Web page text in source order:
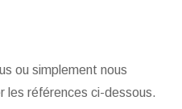
ou simplement nous
les références ci-dessous.